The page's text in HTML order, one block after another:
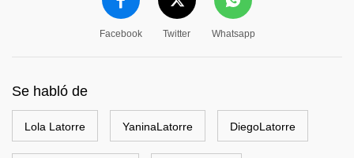
Facebook Twitter Whatsapp
Se habló de
Lola Latorre YaninaLatorre DiegoLatorre